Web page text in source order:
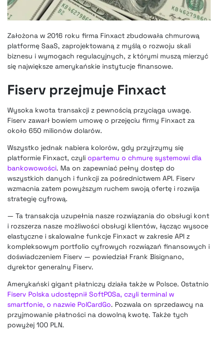
Założona w 2016 roku firma Finxact zbudowała chmurową
platformę SaaS, zaprojektowaną z myślą o rozwoju skali
biznesu i wymogach regulacyjnych, z którymi muszą mierzyć
się największe amerykańskie instytucje finansowe.
Fiserv przejmuje Finxact
Wysoka kwota transakcji z pewnością przyciąga uwagę.
Fiserv zawarł bowiem umowę o przejęciu firmy Finxact za
około 650 milionów dolarów.
Wszystko jednak nabiera kolorów, gdy przyjrzymy się
platformie Finxact, czyli opartemu o chmurę systemowi dla
bankowowości. Ma on zapewniać pełny dostęp do
wszystkich danych i funkcji za pośrednictwem API. Fiserv
wzmacnia zatem powyższym ruchem swoją ofertę i rozwija
strategię cyfrową.
— Ta transakcja uzupełnia nasze rozwiązania do obsługi kont
i rozszerza nasze możliwości obsługi klientów, łącząc wysoce
elastyczne i skalowalne funkcje Finxact w zakresie API z
kompleksowym portfolio cyfrowych rozwiązań finansowych i
doświadczeniem Fiserv — powiedział Frank Bisignano,
dyrektor generalny Fiserv.
Amerykański gigant płatniczy działa także w Polsce. Ostatnio
Fiserv Polska udostępnił SoftPOSa, czyli terminal w
smartfonie, o nazwie PolCardGo. Pozwala on sprzedawcy na
przyjmowanie płatności na dowolną kwotę. Także tych
powyżej 100 PLN.